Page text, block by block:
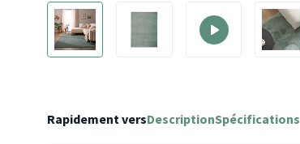
Rapidement versDescriptionSpécifications